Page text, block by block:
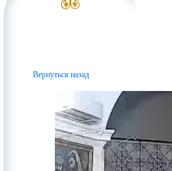
Вернуться назад